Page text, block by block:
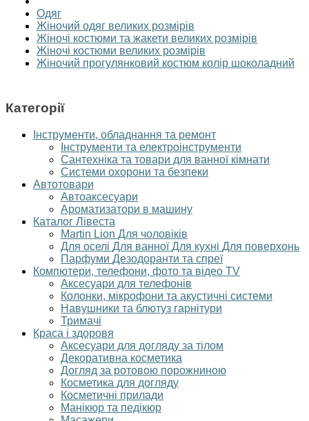
Одяг
Жіночий одяг великих розмірів
Жіночі костюми та жакети великих розмірів
Жіночі костюми великих розмірів
Жіночий прогулянковий костюм колір шоколадний
Категорії
Інструменти, обладнання та ремонт
Інструменти та електроінструменти
Сантехніка та товари для ванної кімнати
Системи охорони та безпеки
Автотовари
Автоаксесуари
Ароматизатори в машину
Каталог Лівеста
Martin Lion Для чоловіків
Для оселі Для ванноїДля кухні Для поверхонь
Парфуми Дезодоранти та спреї
Компютери, телефони, фото та відео TV
Аксесуари для телефонів
Колонки, мікрофони та акустичні системи
Навушники та блютуз гарнітури
Тримачі
Краса і здоровя
Аксесуари для догляду за тілом
Декоративна косметика
Догляд за ротовою порожниною
Косметика для догляду
Косметичні прилади
Манікюр та педікюр